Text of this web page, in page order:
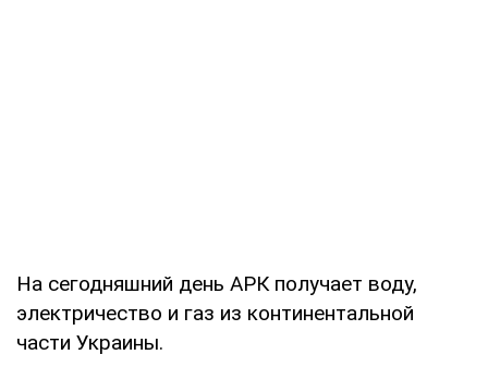
На сегодняшний день АРК получает воду,
электричество и газ из континентальной
части Украины.